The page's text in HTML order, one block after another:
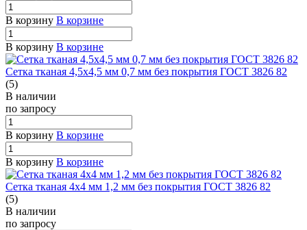
В корзину В корзине
В корзину В корзине
Сетка тканая 4,5х4,5 мм 0,7 мм без покрытия ГОСТ 3826 82
(5)
В наличии
по запросу
В корзину В корзине
В корзину В корзине
Сетка тканая 4х4 мм 1,2 мм без покрытия ГОСТ 3826 82
(5)
В наличии
по запросу